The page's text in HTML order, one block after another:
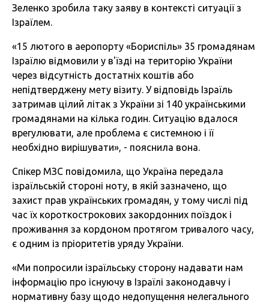
Зеленко зробила таку заяву в контексті ситуації з
Ізраїлем.
«15 лютого в аеропорту «Бориспіль» 35 громадянам
Ізраїлю відмовили у в'їзді на територію України
через відсутність достатніх коштів або
непідтверджену мету візиту. У відповідь Ізраїль
затримав цілий літак з України зі 140 українськими
громадянами на кілька годин. Ситуацію вдалося
врегулювати, але проблема є системною і її
необхідно вирішувати», - пояснила вона.
Спікер МЗС повідомила, що Україна передала
ізраїльській стороні ноту, в якій зазначено, що
захист прав українських громадян, у тому числі під
час їх короткострокових закордонних поїздок і
проживання за кордоном протягом тривалого часу,
є одним із пріоритетів уряду України.
«Ми попросили ізраїльську сторону надавати нам
інформацію про існуючу в Ізраїлі законодавчу і
нормативну базу щодо недопущення нелегального